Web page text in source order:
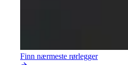
Finn nærmeste rørlegger